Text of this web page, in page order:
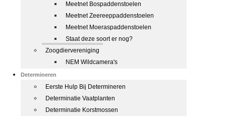
Meetnet Bospaddenstoelen
Meetnet Zeereeppaddenstoelen
Meetnet Moeraspaddenstoelen
Staat deze soort er nog?
Zoogdiervereniging
NEM Wildcamera's
Determineren
Eerste Hulp Bij Determineren
Determinatie Vaatplanten
Determinatie Korstmossen